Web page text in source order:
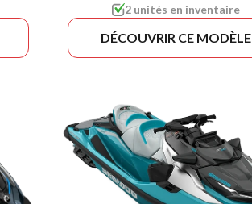
2 unités en inventaire
DÉCOUVRIR CE MODÈLE